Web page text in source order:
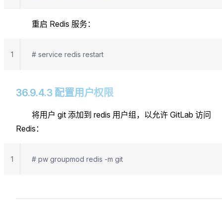
重启 Redis 服务：
# service redis restart
1
36.9.4.3 配置用户权限
将用户 git 添加到 redis 用户组，以允许 GitLab 访问
Redis：
# pw groupmod redis -m git
1